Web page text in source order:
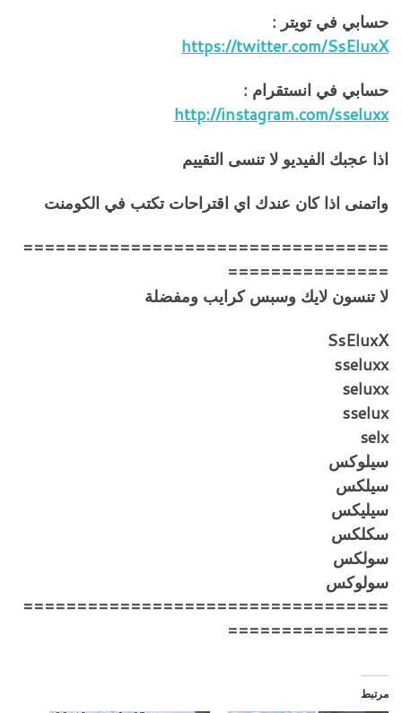
حسابي في تويتر :
https://twitter.com/SsEluxX
حسابي في انستقرام :
http://instagram.com/sseluxx
اذا عجبك الفيديو لا تنسى التقييم
واتمنى اذا كان عندك اي اقتراحات تكتب في الكومنت
==================================
===============
لا تنسون لايك وسبس كرايب ومفضلة
SsEluxX
sseluxx
seluxx
sselux
selx
سيلوكس
سيلكس
سيليكس
سكلكس
سولكس
سولوكس
==================================
===============
مرتبط